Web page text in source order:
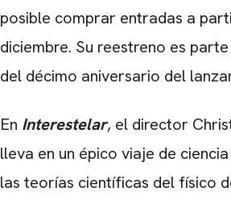
posible comprar entradas a
diciembre. Su reestreno es
del décimo aniversario del
En Interestelar, el director
lleva en un épico viaje de
las teorías científicas del físico